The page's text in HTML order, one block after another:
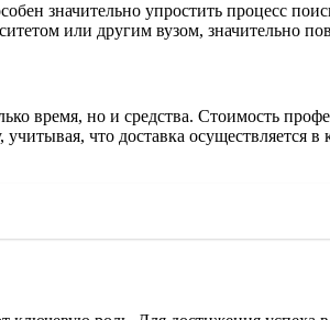
значительно упростить процесс
или другим вузом, значительно
время, но и средства. Стоимость
что доставка осуществляется в